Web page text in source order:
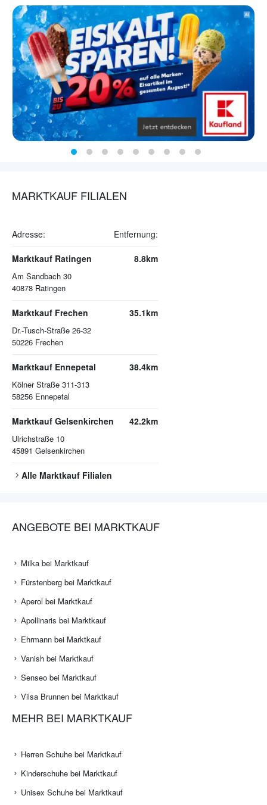
MARKTKAUF FILIALEN
Adresse: Entfernung:
Marktkauf Ratingen
Am Sandbach 30
40878 Ratingen
8.8km
Marktkauf Frechen
Dr.-Tusch-Straße 26-32
50226 Frechen
35.1km
Marktkauf Ennepetal
Kölner Straße 311-313
58256 Ennepetal
38.4km
Marktkauf Gelsenkirchen
Ulrichstraße 10
45891 Gelsenkirchen
42.2km
Alle Marktkauf Filialen
ANGEBOTE BEI MARKTKAUF
Milka bei Marktkauf
Fürstenberg bei Marktkauf
Aperol bei Marktkauf
Apollinaris bei Marktkauf
Ehrmann bei Marktkauf
Vanish bei Marktkauf
Senseo bei Marktkauf
Vilsa Brunnen bei Marktkauf
MEHR BEI MARKTKAUF
Herren Schuhe bei Marktkauf
Kinderschuhe bei Marktkauf
Unisex Schuhe bei Marktkauf